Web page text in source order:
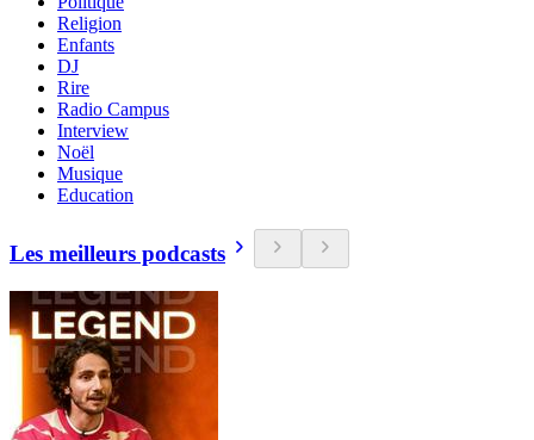
Religion
Enfants
DJ
Rire
Radio Campus
Interview
Noël
Musique
Education
Les meilleurs podcasts